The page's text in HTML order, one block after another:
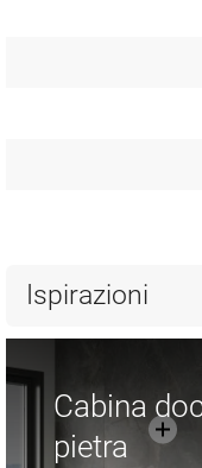
Ispirazioni
Cabina
pietra